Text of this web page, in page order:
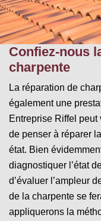
Confiez-nous
charpente
La réparation de
également une
Entreprise Riffel
de penser à réparer
état. Bien
diagnostiquer l’état
d’évaluer l’ampleur
de la charpente se
appliquerons la